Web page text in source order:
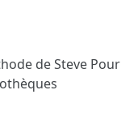
de Steve Pour